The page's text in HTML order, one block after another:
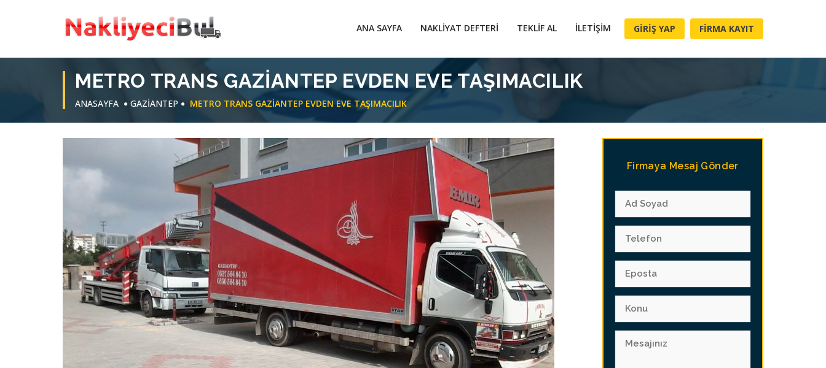
ANA SAYFA NAKLIYAT DEFTERI TEKLIF AL İLETIŞIM GIRIŞ YAP FIRMA KAYIT
METRO TRANS GAZIANTEP EVDEN EVE TAŞIMACILIK
ANASAYFA GAZİANTEP METRO TRANS GAZIANTEP EVDEN EVE TAŞIMACILIK
Firmaya Mesaj Gönder